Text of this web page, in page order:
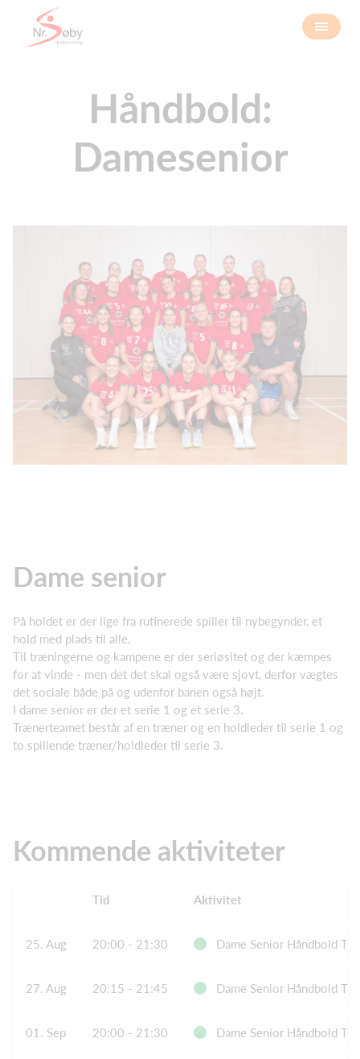
Håndbold:
Damesenior
Dame senior
På holdet er der lige fra rutinerede spiller til nybegynder, et
hold med plads til alle.
Til træningerne og kampene er der seriøsitet og der kæmpes
for at vinde - men det det skal også være sjovt, derfor vægtes
det sociale både på og udenfor banen også højt.
I dame senior er der et serie 1 og et serie 3.
Trænerteamet består af en træner og en holdleder til serie 1 og
to spillende træner/holdleder til serie 3.
Kommende aktiviteter
Tid Aktivitet
25. Aug 20:00 - 21:30 Dame Senior Håndbold
27. Aug 20:15 - 21:45 Dame Senior Håndbold
01. Sep 20:00 - 21:30 Dame Senior Håndbold